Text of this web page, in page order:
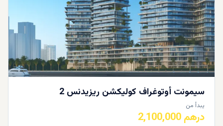
سيمونت أوتوغراف كوليكشن ريزيدنس 2
يبدأ من
درهم 2,100,000